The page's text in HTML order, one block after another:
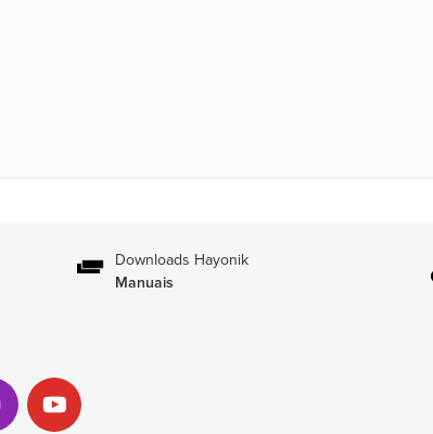
Downloads Hayonik
Manuais